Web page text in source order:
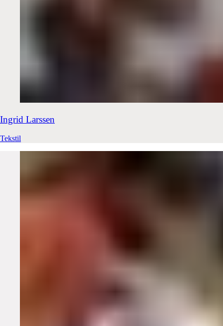
Ingrid Larssen
Tekstil